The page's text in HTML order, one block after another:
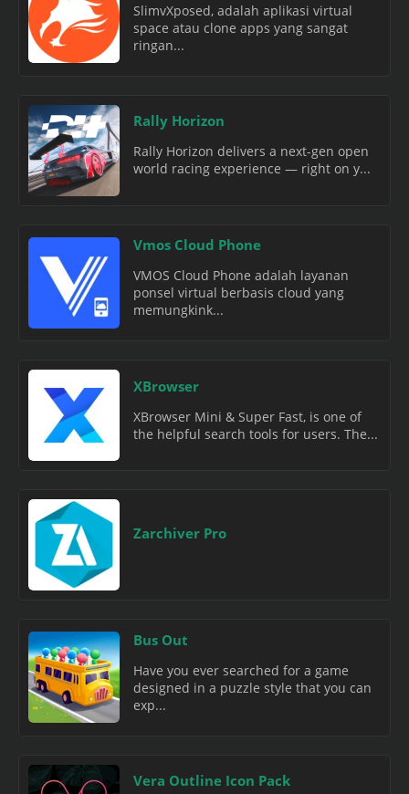
SlimvXposed, adalah aplikasi virtual
space atau clone apps yang sangat
ringan...
Rally Horizon
Rally Horizon delivers a next-gen open
world racing experience — right on y...
Vmos Cloud Phone
VMOS Cloud Phone adalah layanan
ponsel virtual berbasis cloud yang
memungkink...
XBrowser
XBrowser Mini & Super Fast, is one of
the helpful search tools for users. The...
Zarchiver Pro
Bus Out
Have you ever searched for a game
designed in a puzzle style that you can
exp...
Vera Outline Icon Pack